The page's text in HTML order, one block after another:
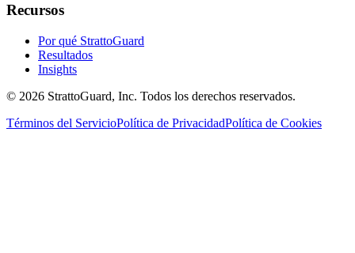
Recursos
Por qué StrattoGuard
Resultados
Insights
© 2026 StrattoGuard, Inc. Todos los derechos reservados.
Términos del ServicioPolítica de PrivacidadPolítica de Cookies